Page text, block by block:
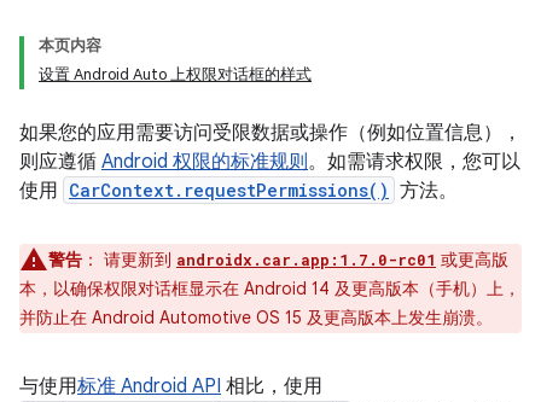
本页内容
设置 Android Auto 上权限对话框的样式
如果您的应用需要访问受限数据或操作（例如位置信息），
则应遵循 Android 权限的标准规则。如需请求权限，您可以
使用 CarContext.requestPermissions() 方法。
警告 ： 请更新到 androidx.car.app:1.7.0-rc01 或更高版
本，以确保权限对话框显示在 Android 14 及更高版本（手机）上，
并防止在 Android Automotive OS 15 及更高版本上发生崩溃。
与使用标准 Android API 相比，使用